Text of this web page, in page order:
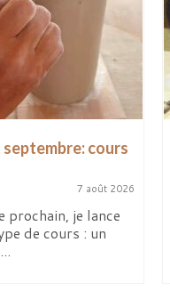
septembre: cours
7 août 2026
prochain, je lance
de cours : un